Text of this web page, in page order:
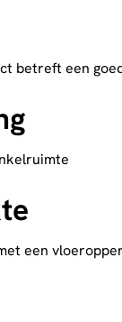
betreft een
een